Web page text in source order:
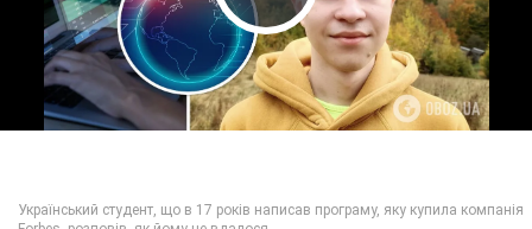
Play Video